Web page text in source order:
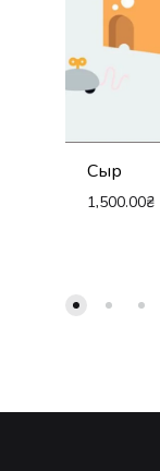
Сыр
1,500.00₴